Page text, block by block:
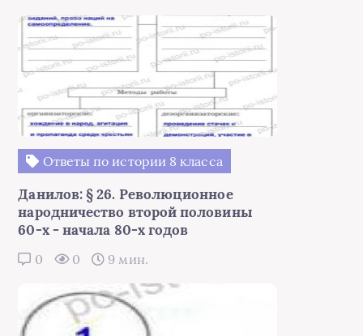
Ответы по истории 8 класса
Данилов: § 26. Революционное
народничество второй половины
60-х - начала 80-х годов
0 0 9 мин.